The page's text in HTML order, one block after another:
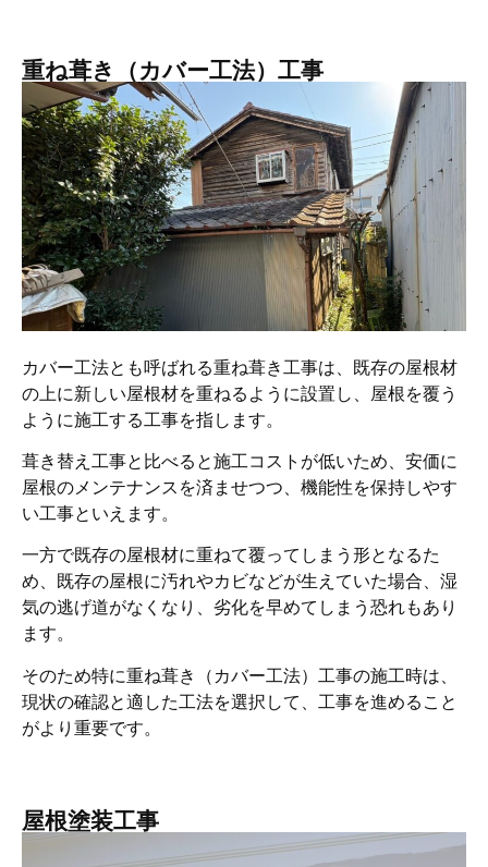
重ね葺き（カバー工法）工事
カバー工法とも呼ばれる重ね葺き工事は、既存の屋根材
の上に新しい屋根材を重ねるように設置し、屋根を覆う
ように施工する工事を指します。
葺き替え工事と比べると施工コストが低いため、安価に
屋根のメンテナンスを済ませつつ、機能性を保持しやす
い工事といえます。
一方で既存の屋根材に重ねて覆ってしまう形となるた
め、既存の屋根に汚れやカビなどが生えていた場合、湿
気の逃げ道がなくなり、劣化を早めてしまう恐れもあり
ます。
そのため特に重ね葺き（カバー工法）工事の施工時は、
現状の確認と適した工法を選択して、工事を進めること
がより重要です。
屋根塗装工事